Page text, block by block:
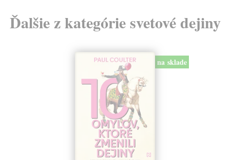
Ďalšie z kategórie svetové dejiny
na sklade